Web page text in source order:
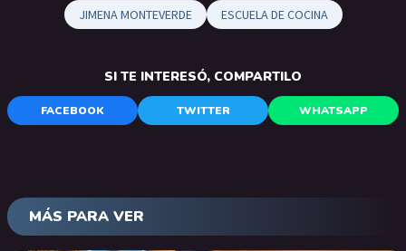
JIMENA MONTEVERDE ESCUELA DE COCINA
SI TE INTERESÓ, COMPARTILO
FACEBOOK TWITTER WHATSAPP
MÁS PARA VER